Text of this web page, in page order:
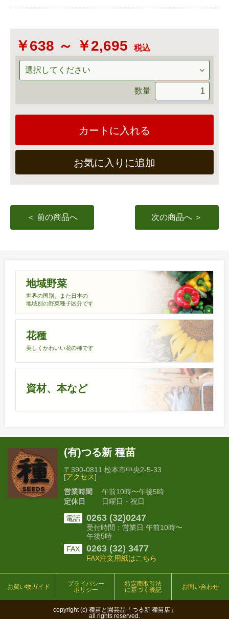
￥638 ～ ￥2,695 税込
数量
カートに入れる
お気に入りに追加
＜ 前の商品へ 次の商品へ ＞
地域野菜
世界の国別、また日本の
地域別の野菜種子区分です
花種
美しくかわいい花の種です
資材、本など
(有)つる新 種苗
〒390-0811 松本市中央2-5-33
[アクセス]
営業時間
午前10時〜午後5時
定休日
日曜日・祝日
電話 0263 (32)0247
受付時間：営業日 午前10時〜
午後5時
FAX
0263 (32) 3477
FAX注文用紙はこちら
お買い物ガイド
プライバシー
ポリシー
特定商取引法
に基づく表記
お問い合わせ
copyright (c) 種苗と園芸品「つる新 種苗店」
all rights reserved.